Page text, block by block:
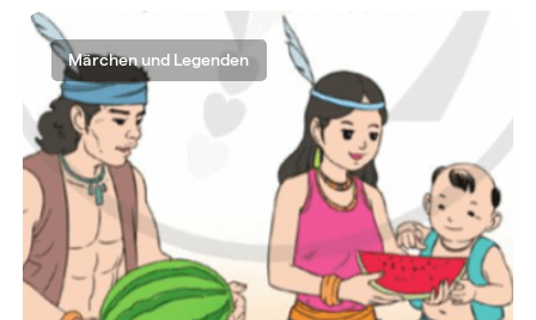
Märchen und Legenden